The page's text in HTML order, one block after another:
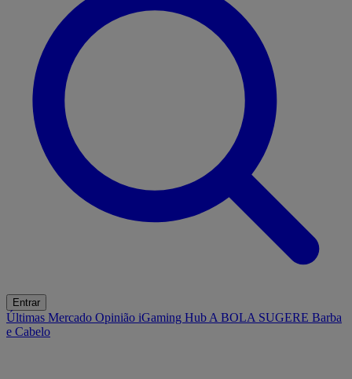
Entrar
Últimas Mercado Opinião iGaming Hub A BOLA SUGERE Barba
e Cabelo